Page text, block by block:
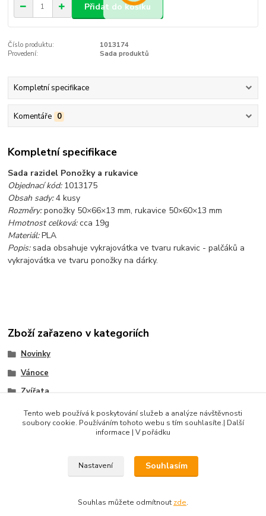
Přidat do košíku
Číslo produktu:
1013174
Provedení:
Sada produktů
Kompletní specifikace
Komentáře 0
Kompletní specifikace
Sada razidel Ponožky a rukavice
Objednací kód:1013175
Obsah sady:4 kusy
Rozměry:ponožky 50×66×13 mm, rukavice 50×60×13 mm
Hmotnost celková:cca 19g
Materiál:PLA
Popis: sada obsahuje vykrajovátka ve tvaru rukavic - palčáků a
vykrajovátka ve tvaru ponožky na dárky.
Zboží zařazeno v kategoriích
Novinky
Vánoce
Zvířata
Sady razidel
Produkty do 500 Kč
Tento web používá k poskytování služeb a analýze návštěvnosti
soubory cookie. Používáním tohoto webu s tím souhlasíte.| Další
informace | V pořádku
Nastavení Souhlasím
Souhlas můžete odmítnout zde.